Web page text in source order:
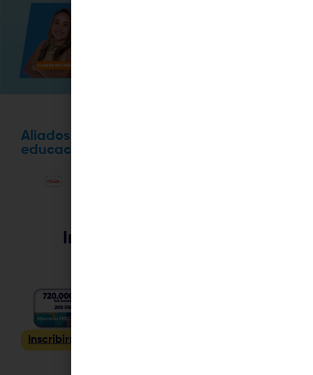
Aliados que apoyan la
educación médica continua
Inscríbete y asegura tu
Inscribirme